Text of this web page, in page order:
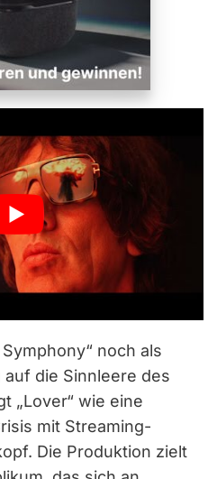
noch als
die Sinnleere des
„Lover“ wie eine
mit Streaming-
Die Produktion zielt